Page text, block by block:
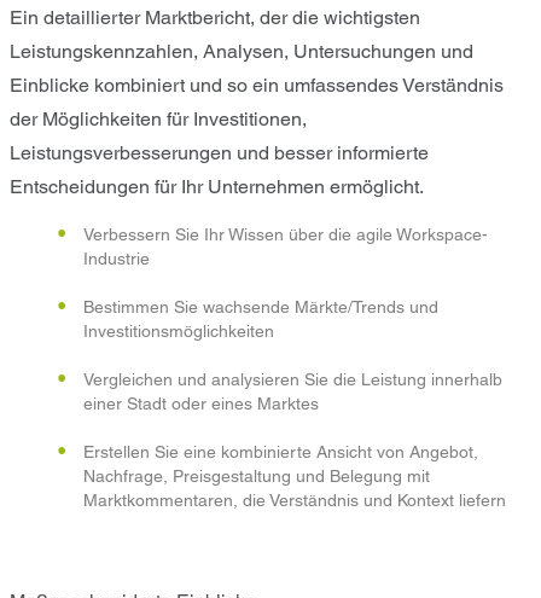
Ein detaillierter Marktbericht, der die wichtigsten
Leistungskennzahlen, Analysen, Untersuchungen und
Einblicke kombiniert und so ein umfassendes Verständnis
der Möglichkeiten für Investitionen,
Leistungsverbesserungen und besser informierte
Entscheidungen für Ihr Unternehmen ermöglicht.
Verbessern Sie Ihr Wissen über die agile Workspace-
Industrie
Bestimmen Sie wachsende Märkte/Trends und
Investitionsmöglichkeiten
Vergleichen und analysieren Sie die Leistung innerhalb
einer Stadt oder eines Marktes
Erstellen Sie eine kombinierte Ansicht von Angebot,
Nachfrage, Preisgestaltung und Belegung mit
Marktkommentaren, die Verständnis und Kontext liefern